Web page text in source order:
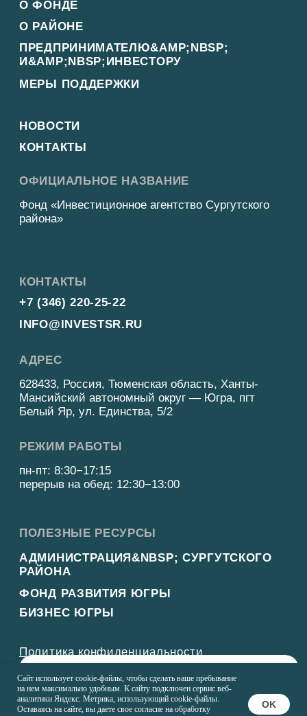
Оставьте свой номер телефона и мы вам позвоним
СВЯЗАТЬСЯ
ФОНД РАЗВИТИЯ ЮГРЫ
БИЗНЕС ЮГРЫ
Политика конфиденциальности
Сайт использует cookie-файлы, чтобы сделать ваше пребывание
на нем максимально удобным. К cайту подключен сервис веб-
аналитики Яндекс. Метрика, использующий cookie-файлы.
Оставаясь на сайте, вы даете свое согласие на обработку
OK